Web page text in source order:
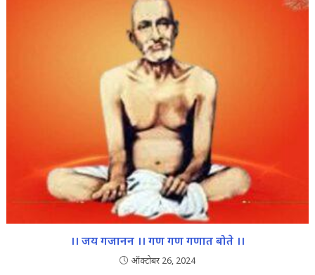
।। जय गजानन ।। गण गण गणात बोते ।।
ऑक्टोबर 26, 2024